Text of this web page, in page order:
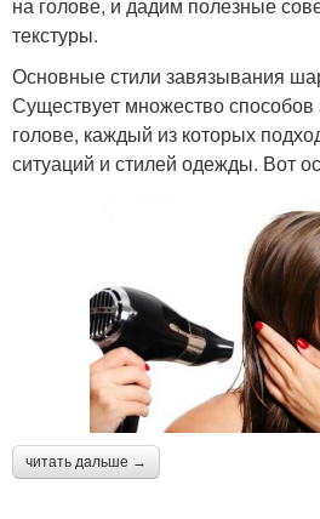
на голове, и дадим полезные
текстуры.
Основные стили завязывания
Существует множество
голове, каждый из которых
ситуаций и стилей одежды. Вот
читать дальше →